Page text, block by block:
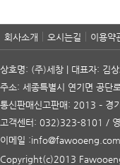
회사소개 오시는길 이용약
상호명: (주)세창 | 대표자: 김
주소: 세종특별시 연기면 공단
통신판매신고판매: 2013 – 경
고객센터: 032)323-8101 /
이메일 :info@fawooeng.com
Copyright(c)2013